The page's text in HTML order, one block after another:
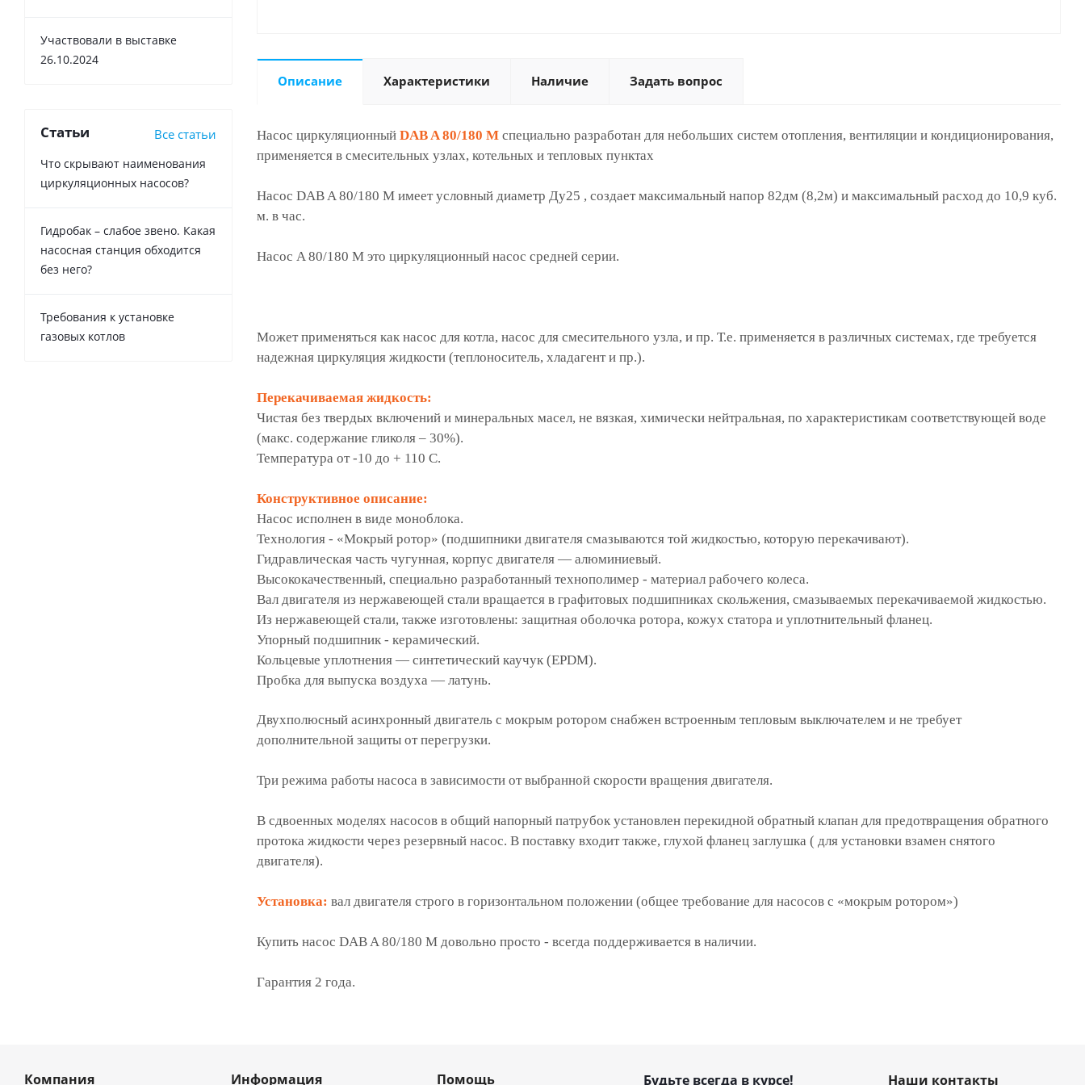
Описание Характеристики Наличие Задать вопрос
Насос циркуляционный DAB A 80/180 M специально разработан для небольших систем отопления, вентиляции и кондиционирования,
применяется в смесительных узлах, котельных и тепловых пунктах
Насос DAB A 80/180 M имеет условный диаметр Ду25 , создает максимальный напор 82дм (8,2м) и максимальный расход до 10,9 куб.
м. в час.
Насос A 80/180 M это циркуляционный насос средней серии.
Может применяться как насос для котла, насос для смесительного узла, и пр. Т.е. применяется в различных системах, где требуется
надежная циркуляция жидкости (теплоноситель, хладагент и пр.).
Перекачиваемая жидкость:
Чистая без твердых включений и минеральных масел, не вязкая, химически нейтральная, по характеристикам соответствующей воде
(макс. содержание гликоля – 30%).
Температура от -10 до + 110 С.
Конструктивное описание:
Насос исполнен в виде моноблока.
Технология - «Мокрый ротор» (подшипники двигателя смазываются той жидкостью, которую перекачивают).
Гидравлическая часть чугунная, корпус двигателя — алюминиевый.
Высококачественный, специально разработанный технополимер - материал рабочего колеса.
Вал двигателя из нержавеющей стали вращается в графитовых подшипниках скольжения, смазываемых перекачиваемой жидкостью.
Из нержавеющей стали, также изготовлены: защитная оболочка ротора, кожух статора и уплотнительный фланец.
Упорный подшипник - керамический.
Кольцевые уплотнения — синтетический каучук (EPDM).
Пробка для выпуска воздуха — латунь.
Двухполюсный асинхронный двигатель с мокрым ротором снабжен встроенным тепловым выключателем и не требует
дополнительной защиты от перегрузки.
Три режима работы насоса в зависимости от выбранной скорости вращения двигателя.
В сдвоенных моделях насосов в общий напорный патрубок установлен перекидной обратный клапан для предотвращения обратного
протока жидкости через резервный насос. В поставку входит также, глухой фланец заглушка ( для установки взамен снятого
двигателя).
Установка: вал двигателя строго в горизонтальном положении (общее требование для насосов с «мокрым ротором»)
Купить насос DAB A 80/180 M довольно просто - всегда поддерживается в наличии.
Гарантия 2 года.
Участвовали в выставке
26.10.2024
Статьи Все статьи
Что скрывают наименования
циркуляционных насосов?
Гидробак – слабое звено. Какая
насосная станция обходится
без него?
Требования к установке
газовых котлов
Компания Информация Помощь Будьте всегда в курсе! Наши контакты